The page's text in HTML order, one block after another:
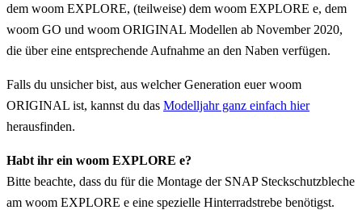
dem woom EXPLORE, (teilweise) dem woom EXPLORE e, dem
woom GO und woom ORIGINAL Modellen ab November 2020,
die über eine entsprechende Aufnahme an den Naben verfügen.
Falls du unsicher bist, aus welcher Generation euer woom
ORIGINAL ist, kannst du das Modelljahr ganz einfach hier
herausfinden.
Habt ihr ein woom EXPLORE e?
Bitte beachte, dass du für die Montage der SNAP Steckschutzbleche
am woom EXPLORE e eine spezielle Hinterradstrebe benötigst.